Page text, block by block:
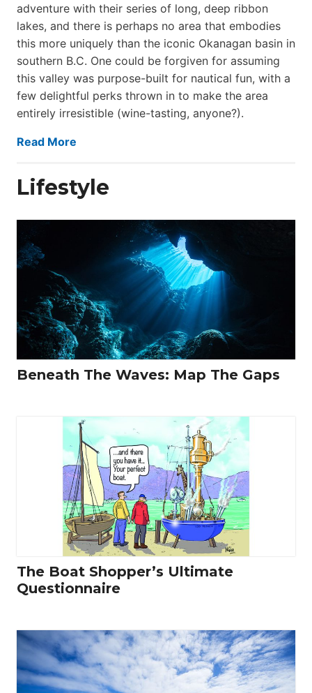
adventure with their series of long, deep ribbon
lakes, and there is perhaps no area that embodies
this more uniquely than the iconic Okanagan basin in
southern B.C. One could be forgiven for assuming
this valley was purpose-built for nautical fun, with a
few delightful perks thrown in to make the area
entirely irresistible (wine-tasting, anyone?).
Read More
Lifestyle
Beneath The Waves: Map The Gaps
The Boat Shopper’s Ultimate
Questionnaire